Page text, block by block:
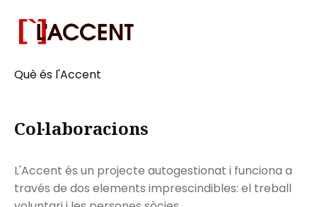
Què és l'Accent
Col·laboracions
L'Accent és un projecte autogestionat i funciona a
través de dos elements imprescindibles: el treball